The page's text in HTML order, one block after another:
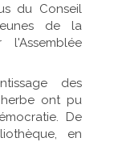
du Conseil
de la
des
herbe ont pu
De
en